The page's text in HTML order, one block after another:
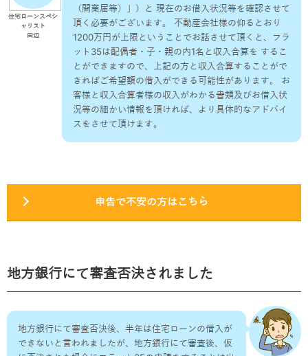
住宅ローンスペシ
ャリスト
田辺
（開業届等）」）と 現在のお借入状況等を確認させて
頂く必要がございます。 不動産会社様の仰るとおり
1200万円が上限ということでお話させて頂くと、フラ
ット35は配偶者・子・親の内1名と収入合算を するこ
とができますので、上記の方と収入合算することがで
きればご希望額の借入ができる可能性があります。 お
客様と収入合算者様の収入がわかる書類及びお借入状
況等の細かい情報を頂ければ、より具体的なアドバイ
スをさせて頂けます。
申告で不安の方はこちら
地方銀行にて審査否決されました
地方銀行にて審査否決後、半年は住宅ローンの借入が
できないと言われましたが、地方銀行にて審査後、仮